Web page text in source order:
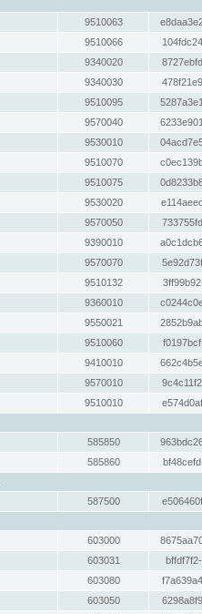
9510063
9510066
9340020
9340030
9510095
9570040
9530010
9510070
9510075
9530020
9570050
9390010
9570070
9510132
9360010
9550021
9510060
9410010
9570010
9510010
585850
585860
587500
603000
603031
603080
603050